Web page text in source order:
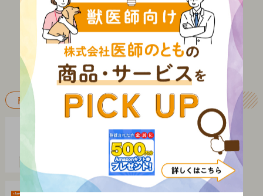
商品PICKUP
生物顕微鏡カメラセット
メイジテクノ株式会社
サプリメント